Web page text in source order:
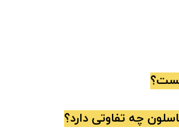
چه تفاوتی دارد؟